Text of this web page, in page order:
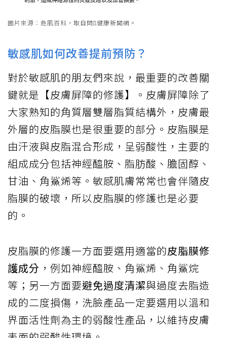
圖片來源：危肌百科，取自問8健康新聞網。
敏感肌如何改善提前預防？
對於敏感肌的朋友們來說，最重要的改善關
鍵就是【皮膚屏障的修護】。皮膚屏障除了
大家熟知的角質層雙層脂質結構外，皮膚最
外層的皮脂膜也是很重要的部分。皮脂膜是
由汗液與皮脂混合形成，呈弱酸性，主要的
組成成分包括神經醯胺、脂肪酸、膽固醇、
甘油、角鯊烯等。敏感肌膚常常也會伴隨皮
脂膜的破壞，所以皮脂膜的修護也是必要
的。
皮脂膜的修護一方面要選用適當的皮脂膜修
護成分 ，例如神經醯胺、角鯊烯、角鯊烷
等；另一方面要避免過度清潔與過度去脂造
成的二度損傷，洗臉產品一定要選用以溫和
界面活性劑為主的弱酸性產品，以維持皮膚